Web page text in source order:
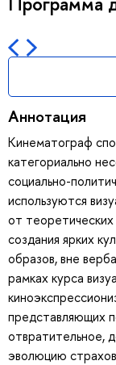
Аннотация
Кинематограф
категориально
социально-
используются
от
создания ярких
образов, вне
рамках курса
представляющих
отвратительное,
эволюцию